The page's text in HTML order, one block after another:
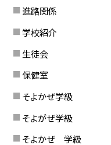
進路関係
学校紹介
生徒会
保健室
そよかぜ学級
そよがぜ学級
そよかぜ 学級